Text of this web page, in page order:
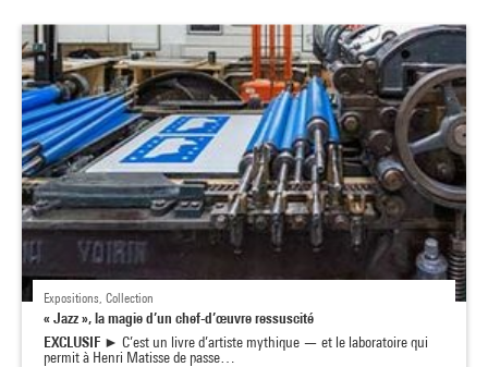
Expositions, Collection
« Jazz », la magie d’un chef-d’œuvre ressuscité
EXCLUSIF ► C’est un livre d’artiste mythique — et le laboratoire qui
permit à Henri Matisse de passe…